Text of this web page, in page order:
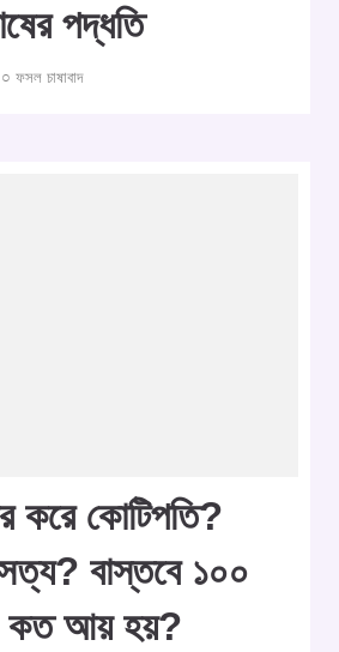
পদ্ধতি
○ ফসল চাষাবাদ
করে কোটিপতি?
বাস্তবে ১০০
কত আয় হয়?